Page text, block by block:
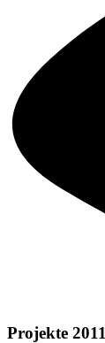
Projekte 2011